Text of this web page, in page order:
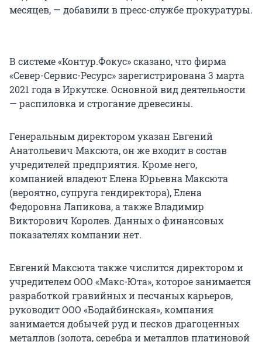
месяцев, — добавили в пресс-службе прокуратуры.
В системе «Контур.Фокус» сказано, что фирма
«Север-Сервис-Ресурс» зарегистрирована 3 марта
2021 года в Иркутске. Основной вид деятельности
— распиловка и строгание древесины.
Генеральным директором указан Евгений
Анатольевич Максюта, он же входит в состав
учредителей предприятия. Кроме него,
компанией владеют Елена Юрьевна Максюта
(вероятно, супруга гендиректора), Елена
Федоровна Лапикова, а также Владимир
Викторович Королев. Данных о финансовых
показателях компании нет.
Евгений Максюта также числится директором и
учредителем ООО «Макс-Юта», которое занимается
разработкой гравийных и песчаных карьеров,
руководит ООО «Бодайбинская», компания
занимается добычей руд и песков драгоценных
металлов (золота, серебра и металлов платиновой